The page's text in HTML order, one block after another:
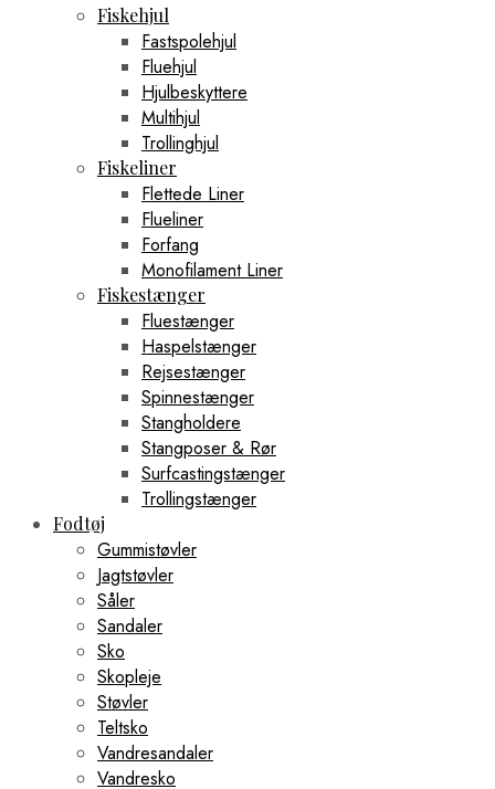
Fiskehjul
Fastspolehjul
Fluehjul
Hjulbeskyttere
Multihjul
Trollinghjul
Fiskeliner
Flettede Liner
Flueliner
Forfang
Monofilament Liner
Fiskestænger
Fluestænger
Haspelstænger
Rejsestænger
Spinnestænger
Stangholdere
Stangposer & Rør
Surfcastingstænger
Trollingstænger
Fodtøj
Gummistøvler
Jagtstøvler
Såler
Sandaler
Sko
Skopleje
Støvler
Teltsko
Vandresandaler
Vandresko